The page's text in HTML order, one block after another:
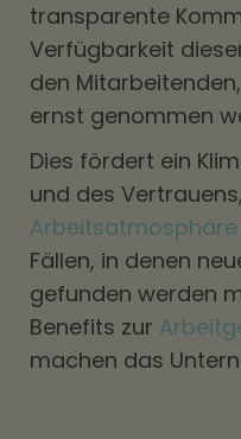
transparente
Verfügbarkeit
den
ernst genommen
Dies fördert ein
und des
Arbeitsatmosphäre
Fällen, in denen
gefunden werden
Benefits zur
machen das